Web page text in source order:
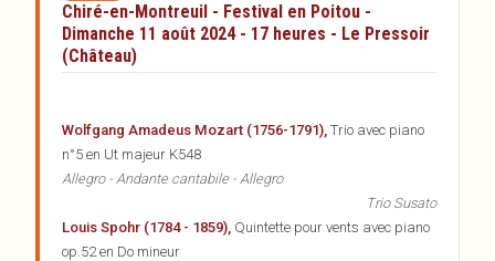
Chiré-en-Montreuil - Festival en Poitou -
Dimanche 11 août 2024 - 17 heures - Le Pressoir
(Château)
Wolfgang Amadeus Mozart (1756-1791), Trio avec piano
n°5 en Ut majeur K548
Allegro - Andante cantabile - Allegro
Trio Susato
Louis Spohr (1784 - 1859), Quintette pour vents avec piano
op.52 en Do mineur